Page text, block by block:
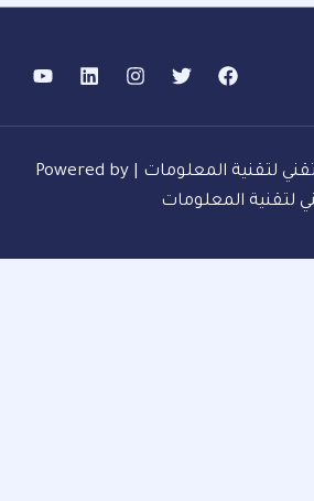
Copyright © 2026 تقني لتقنية المعلومات | Powered by
لتقنية المعلومات